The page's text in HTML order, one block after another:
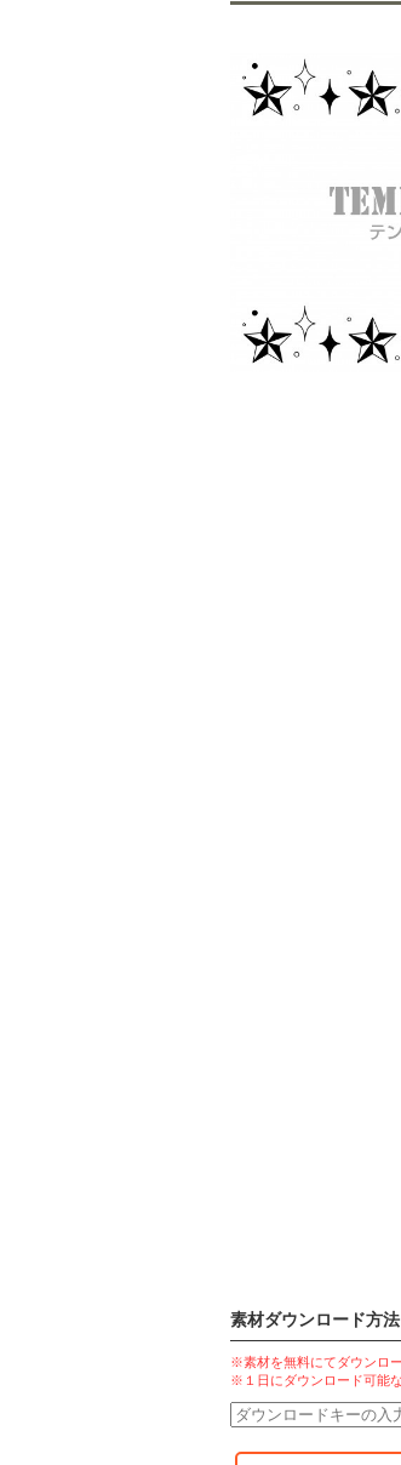
素材ダウンロード方法
※素材を無料にてダウンロ
※１日にダウンロード可能